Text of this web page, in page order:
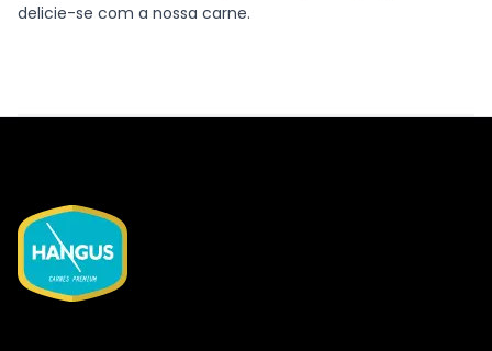
delicie-se com a nossa carne.